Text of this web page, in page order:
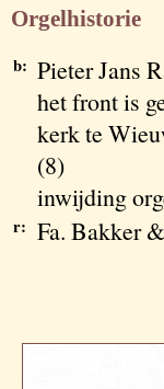
Orgelhistorie
b: Pieter Jans
het front is
kerk te
(8)
inwijding
r: Fa. Bakker